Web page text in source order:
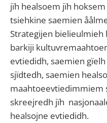
jïh healsoem jïh
tsiehkine saemien
Strategijen bielieulmieh
barkiji
evtiedidh, saemien
sjïdtedh, saemien
maahtoeevtiedimmiem
skreejredh jïh
healsojne evtiedidh.